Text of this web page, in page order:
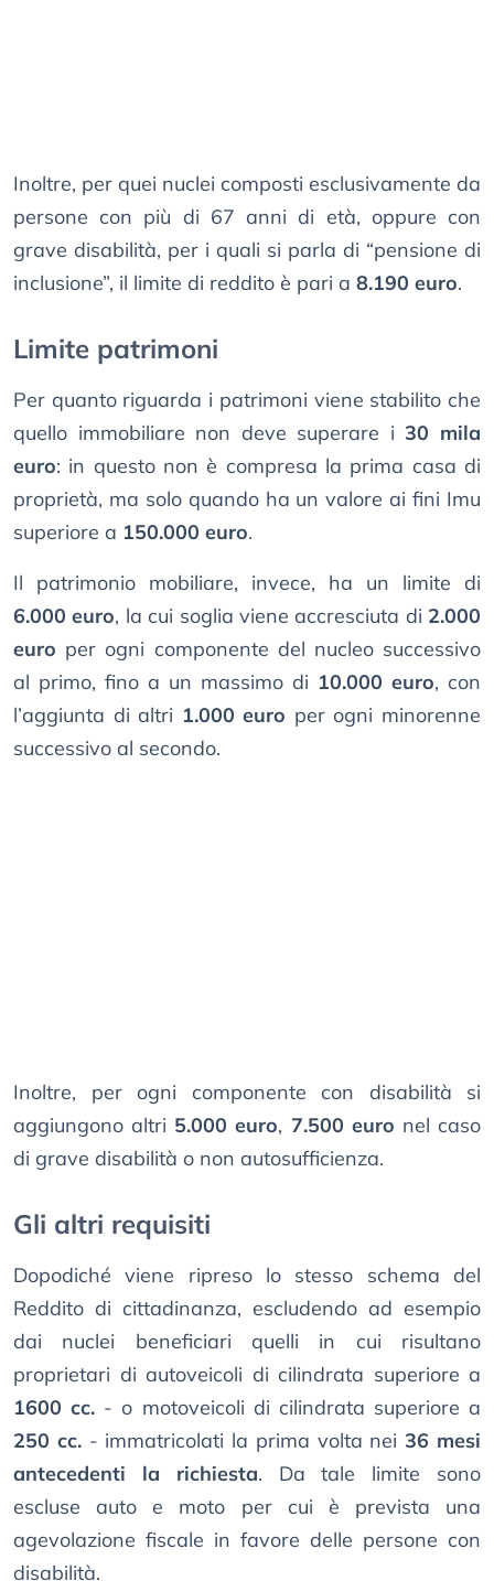
Inoltre, per quei nuclei composti esclusivamente da
persone con più di 67 anni di età, oppure con
grave disabilità, per i quali si parla di “pensione di
inclusione”, il limite di reddito è pari a 8.190 euro.
Limite patrimoni
Per quanto riguarda i patrimoni viene stabilito che
quello immobiliare non deve superare i30 mila
euro: in questo non è compresa la prima casa di
proprietà, ma solo quando ha un valore ai fini Imu
superiore a 150.000 euro.
Il patrimonio mobiliare, invece, ha un limite di
6.000 euro, la cui soglia viene accresciuta di 2.000
euro per ogni componente del nucleo successivo
al primo, fino a un massimo di 10.000 euro, con
l’aggiunta di altri 1.000 euro per ogni minorenne
successivo al secondo.
Inoltre, per ogni componente con disabilità si
aggiungono altri 5.000 euro, 7.500 euro nel caso
di grave disabilità o non autosufficienza.
Gli altri requisiti
Dopodiché viene ripreso lo stesso schema del
Reddito di cittadinanza, escludendo ad esempio
dai nuclei beneficiari quelli in cui risultano
proprietari di autoveicoli di cilindrata superiore a
1600 cc. - o motoveicoli di cilindrata superiore a
250 cc.- immatricolati la prima volta nei36 mesi
antecedenti la richiesta. Da tale limite sono
escluse auto e moto per cui è prevista una
agevolazione fiscale in favore delle persone con
disabilità.